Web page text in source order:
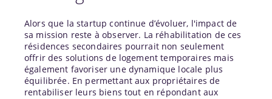
Alors que la startup continue d’évoluer, l'impact de
sa mission reste à observer. La réhabilitation de ces
résidences secondaires pourrait non seulement
offrir des solutions de logement temporaires mais
également favoriser une dynamique locale plus
équilibrée. En permettant aux propriétaires de
rentabiliser leurs biens tout en répondant aux